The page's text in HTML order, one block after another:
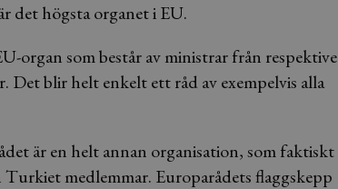
det högsta organet i EU.
organ som består av ministrar från respektive
Det blir helt enkelt ett råd av exempelvis alla
är en helt annan organisation, som faktiskt
medlemmar. Europarådets flaggskepp